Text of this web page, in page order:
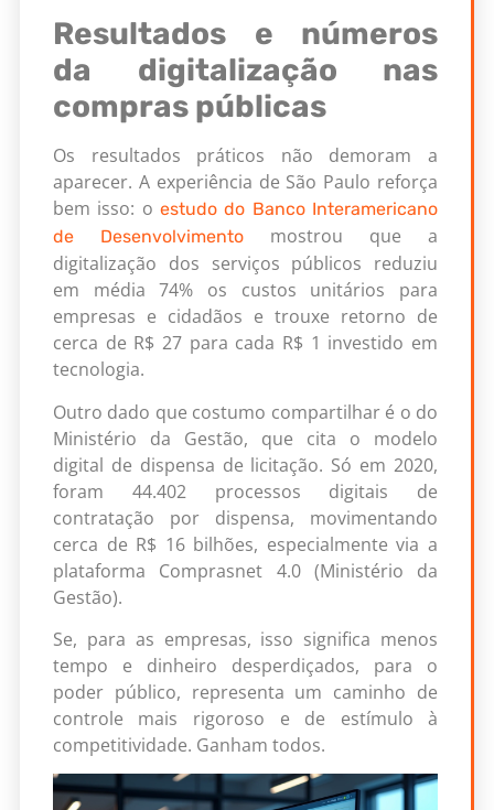
Resultados e números
da digitalização nas
compras públicas
Os resultados práticos não demoram a
aparecer. A experiência de São Paulo reforça
bem isso: o estudo do Banco Interamericano
de Desenvolvimentomostrou que a
digitalização dos serviços públicos reduziu
em média 74% os custos unitários para
empresas e cidadãos e trouxe retorno de
cerca de R$ 27 para cada R$ 1 investido em
tecnologia.
Outro dado que costumo compartilhar é o do
Ministério da Gestão, que cita o modelo
digital de dispensa de licitação. Só em 2020,
foram 44.402 processos digitais de
contratação por dispensa, movimentando
cerca de R$ 16 bilhões, especialmente via a
plataforma Comprasnet 4.0 (Ministério da
Gestão).
Se, para as empresas, isso significa menos
tempo e dinheiro desperdiçados, para o
poder público, representa um caminho de
controle mais rigoroso e de estímulo à
competitividade. Ganham todos.